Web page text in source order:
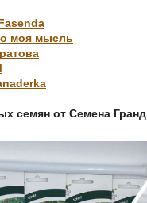
моя мысль
семян от Семена Гранд